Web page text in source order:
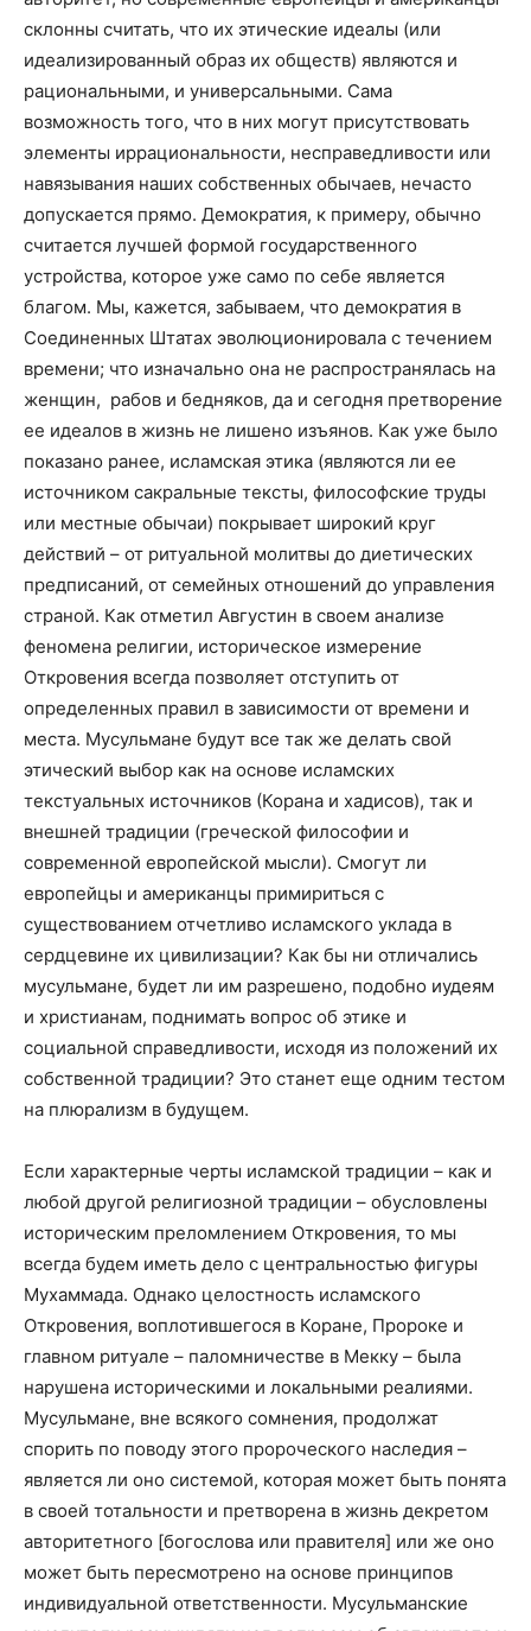
склонны считать, что их этические идеалы (или
идеализированный образ их обществ) являются и
рациональными, и универсальными. Сама
возможность того, что в них могут присутствовать
элементы иррациональности, несправедливости или
навязывания наших собственных обычаев, нечасто
допускается прямо. Демократия, к примеру, обычно
считается лучшей формой государственного
устройства, которое уже само по себе является
благом. Мы, кажется, забываем, что демократия в
Соединенных Штатах эволюционировала с течением
времени; что изначально она не распространялась на
женщин, рабов и бедняков, да и сегодня претворение
ее идеалов в жизнь не лишено изъянов. Как уже было
показано ранее, исламская этика (являются ли ее
источником сакральные тексты, философские труды
или местные обычаи) покрывает широкий круг
действий – от ритуальной молитвы до диетических
предписаний, от семейных отношений до управления
страной. Как отметил Августин в своем анализе
феномена религии, историческое измерение
Откровения всегда позволяет отступить от
определенных правил в зависимости от времени и
места. Мусульмане будут все так же делать свой
этический выбор как на основе исламских
текстуальных источников (Корана и хадисов), так и
внешней традиции (греческой философии и
современной европейской мысли). Смогут ли
европейцы и американцы примириться с
существованием отчетливо исламского уклада в
сердцевине их цивилизации? Как бы ни отличались
мусульмане, будет ли им разрешено, подобно иудеям
и христианам, поднимать вопрос об этике и
социальной справедливости, исходя из положений их
собственной традиции? Это станет еще одним тестом
на плюрализм в будущем.
Если характерные черты исламской традиции – как и
любой другой религиозной традиции – обусловлены
историческим преломлением Откровения, то мы
всегда будем иметь дело с центральностью фигуры
Мухаммада. Однако целостность исламского
Откровения, воплотившегося в Коране, Пророке и
главном ритуале – паломничестве в Мекку – была
нарушена историческими и локальными реалиями.
Мусульмане, вне всякого сомнения, продолжат
спорить по поводу этого пророческого наследия –
является ли оно системой, которая может быть понята
в своей тотальности и претворена в жизнь декретом
авторитетного [богослова или правителя] или же оно
может быть пересмотрено на основе принципов
индивидуальной ответственности. Мусульманские